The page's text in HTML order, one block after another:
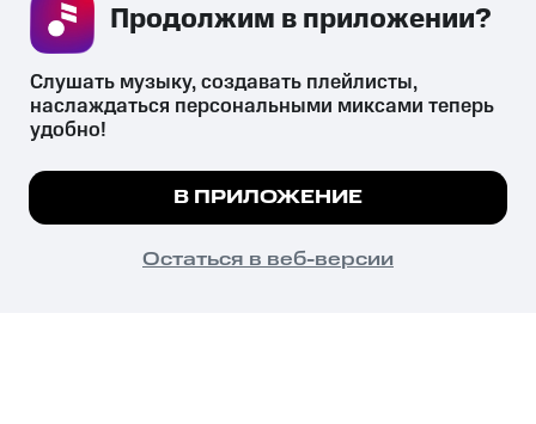
СКАЧАТЬ ПРИЛОЖЕНИЕ
психотропных веществ, их аналогов причиняет вред здоровью,
их незаконный оборот запрещён и влечёт установленную
законодательством ответственность.
© 2026 ООО «КИОН».
Все права защищены
Мы используем куки, чтобы на сайте все
Подробнее
ПОНЯТНО
Слушать музыку, создавать плейлисты,
наслаждаться персональными миксами теперь
удобно!
В ПРИЛОЖЕНИЕ
Остаться в веб-версии